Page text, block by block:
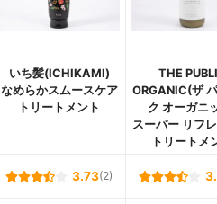
いち髪(ICHIKAMI)
なめらかスムースケア
トリートメント
THE
ORGANIC(ザ
ク オーガニ
スーパー リフ
トリートメ
3.73(2)